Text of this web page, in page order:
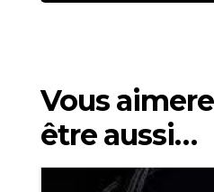
Vous
être aussi…